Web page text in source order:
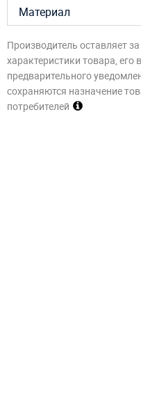
Материал
Производитель оставляет
характеристики товара,
предварительного
сохраняются назначение
потребителей